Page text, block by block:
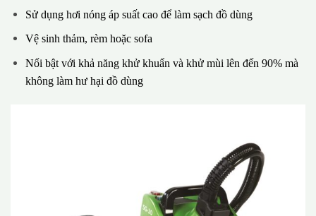
Sử dụng hơi nóng áp suất cao để làm sạch đồ dùng
Vệ sinh thảm, rèm hoặc sofa
Nổi bật với khả năng khử khuẩn và khử mùi lên đến 90% mà
không làm hư hại đồ dùng